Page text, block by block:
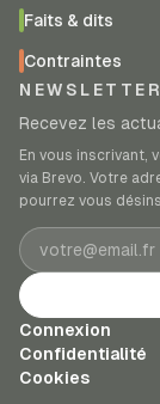
Faits & dits
Contraintes
NEWSLETTER
Recevez les
En vous inscrivant,
via Brevo. Votre
pourrez vous
Adresse e-mail
Connexion
Confidentialité
Cookies